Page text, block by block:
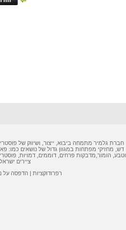
חברת גלמיר מתמחה ביבוא, ייצור, ושיווק של
דש מחזיקי מפתחות במגוון גדול של נושאים כמו:
וטבע, הומור, מדבקות פרחים, דוממים, דמויות,
ציירים
רפרודוקציות | הדפסה על